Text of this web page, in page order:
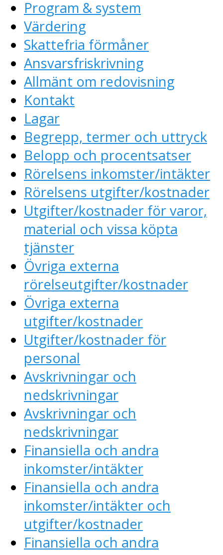
Program & system
Värdering
Skattefria förmåner
Ansvarsfriskrivning
Allmänt om redovisning
Kontakt
Lagar
Begrepp, termer och uttryck
Belopp och procentsatser
Rörelsens inkomster/intäkter
Rörelsens utgifter/kostnader
Utgifter/kostnader för varor,
material och vissa köpta
tjänster
Övriga externa
rörelseutgifter/kostnader
Övriga externa
utgifter/kostnader
Utgifter/kostnader för
personal
Avskrivningar och
nedskrivningar
Avskrivningar och
nedskrivningar
Finansiella och andra
inkomster/intäkter
Finansiella och andra
inkomster/intäkter och
utgifter/kostnader
Finansiella och andra